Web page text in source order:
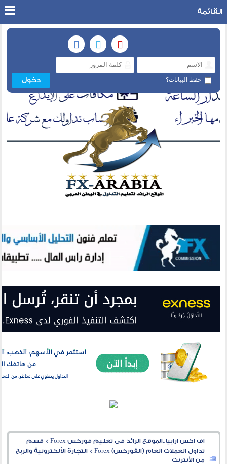
حفظ البيانات؟
القائمة
اف اكس ارابيا..الموقع الرائد فى تعليم فوركس Forex > قسم
تداول العملات العام (الفوركس) Forex
>التجارة الألكترونية والربح
من الأنترنت